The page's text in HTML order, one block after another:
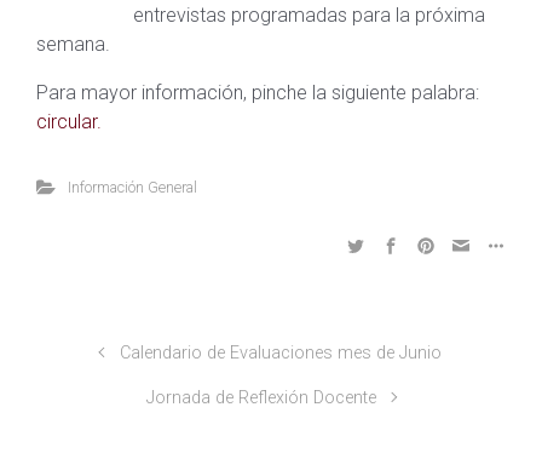
entrevistas programadas para la próxima
semana.
Para mayor información, pinche la siguiente palabra:
circular.
Información General
Calendario de Evaluaciones mes de Junio
Jornada de Reflexión Docente